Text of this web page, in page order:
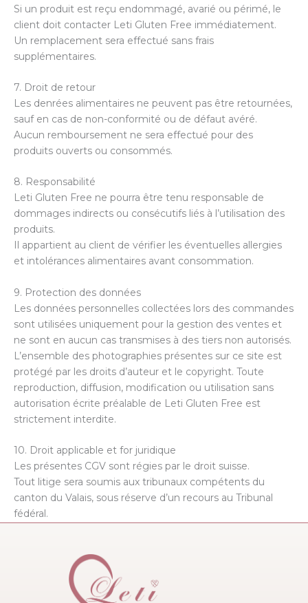
Si un produit est reçu endommagé, avarié ou périmé, le
client doit contacter Leti Gluten Free immédiatement.
Un remplacement sera effectué sans frais
supplémentaires.
7. Droit de retour
Les denrées alimentaires ne peuvent pas être retournées,
sauf en cas de non-conformité ou de défaut avéré.
Aucun remboursement ne sera effectué pour des
produits ouverts ou consommés.
8. Responsabilité
Leti Gluten Free ne pourra être tenu responsable de
dommages indirects ou consécutifs liés à l’utilisation des
produits.
Il appartient au client de vérifier les éventuelles allergies
et intolérances alimentaires avant consommation.
9. Protection des données
Les données personnelles collectées lors des commandes
sont utilisées uniquement pour la gestion des ventes et
ne sont en aucun cas transmises à des tiers non autorisés.
L’ensemble des photographies présentes sur ce site est
protégé par les droits d’auteur et le copyright. Toute
reproduction, diffusion, modification ou utilisation sans
autorisation écrite préalable de Leti Gluten Free est
strictement interdite.
10. Droit applicable et for juridique
Les présentes CGV sont régies par le droit suisse.
Tout litige sera soumis aux tribunaux compétents du
canton du Valais, sous réserve d’un recours au Tribunal
fédéral.